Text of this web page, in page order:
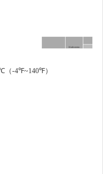
Hodnoceno
（-4℉~140℉）